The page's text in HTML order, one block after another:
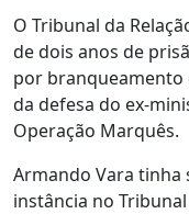
O Tribunal da
de dois anos de
por branqueamento
da defesa do ex-
Operação Marquês.
Armando Vara
instância no